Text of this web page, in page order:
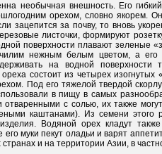
необычная внешность. Его
орехом, словно якорем.
зацепится за почву, то вновь
листочки, формируют
поверхности плавают зеленые
нежным белым цветом, а
на водной поверхности
состоит из четырех изогнутых
Под его тяжелой твердой
в пищу в самых
с солью, их также
каштанами). Из семени этого
изделия. Водяной орех кладут
его муки пекут оладьи и варят
и на территории Азии, в